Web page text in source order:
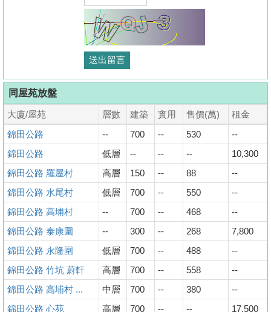
同屋苑放盤
大廈/屋苑 層數 建築 實用 售價(萬)
租金
錦田公路
-- 700 -- 530
--
錦田公路
低層 -- -- --
10,300
錦田公路 羅屋村
高層 150 -- 88
--
錦田公路 水尾村
低層 700 -- 550
--
錦田公路 高埔村
-- 700 -- 468
--
錦田公路 泰康圍
-- 300 -- 268
7,800
錦田公路 永隆圍
低層 700 -- 488
--
錦田公路 竹坑 蔚軒
高層 700 -- 558
--
錦田公路 高埔村 ...
中層 700 -- 380
--
錦田公路 心苑
高層 700 -- -- 17,500